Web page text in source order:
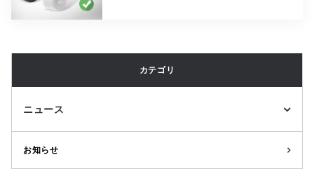
カテゴリ
ニュース
お知らせ